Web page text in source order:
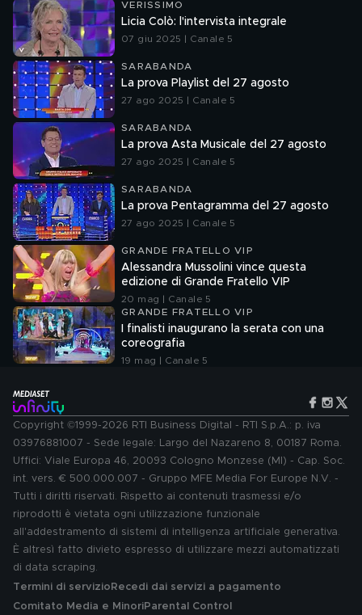
VERISSIMO
Licia Colò: l'intervista integrale
07 giu 2025 | Canale 5
SARABANDA
La prova Playlist del 27 agosto
27 ago 2025 | Canale 5
SARABANDA
La prova Asta Musicale del 27 agosto
27 ago 2025 | Canale 5
SARABANDA
La prova Pentagramma del 27 agosto
27 ago 2025 | Canale 5
GRANDE FRATELLO VIP
Alessandra Mussolini vince questa
edizione di Grande Fratello VIP
20 mag | Canale 5
GRANDE FRATELLO VIP
I finalisti inaugurano la serata con una
coreografia
19 mag | Canale 5
Copyright ©1999-2026 RTI Business Digital - RTI S.p.A.: p. iva
03976881007 - Sede legale: Largo del Nazareno 8, 00187 Roma.
Uffici: Viale Europa 46, 20093 Cologno Monzese (MI) - Cap. Soc.
int. vers. € 500.000.007 - Gruppo MFE Media For Europe N.V. -
Tutti i diritti riservati. Rispetto ai contenuti trasmessi e/o
riprodotti è vietata ogni utilizzazione funzionale
all'addestramento di sistemi di intelligenza artificiale generativa.
È altresì fatto divieto espresso di utilizzare mezzi automatizzati
di data scraping.
Termini di servizio Recedi dai servizi a pagamento
Comitato Media e MinoriParental Control